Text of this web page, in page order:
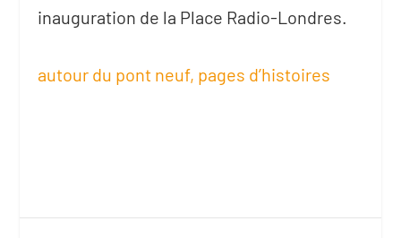
inauguration de la Place Radio-Londres.
autour du pont neuf, pages d’histoires